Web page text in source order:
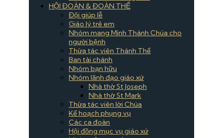
HỘI ĐOÀN & ĐOÀN THỂ
Đội giúp lễ
Giáo lý trẻ em
Nhóm mang Mình Thánh Chúa cho
người bệnh
Thừa tác viên Thánh Thể
Ban tài chánh
Nhóm bạn hữu
Nhóm lãnh đạo giáo xứ
Nhà thờ St Joseph
Nhà thờ St Mark
Thừa tác viên lời Chúa
Kế hoạch phụng vụ
Các ca đoàn
Hội đồng mục vụ giáo xứ